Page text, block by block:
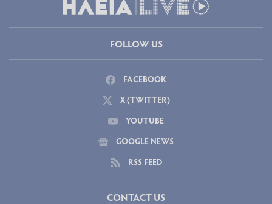
FOLLOW US
FACEBOOK
X (TWITTER)
YOUTUBE
GOOGLE NEWS
RSS FEED
CONTACT US